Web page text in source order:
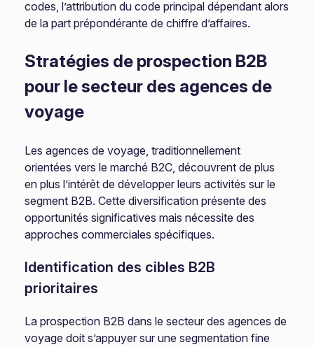
codes, l’attribution du code principal dépendant alors
de la part prépondérante de chiffre d’affaires.
Stratégies de prospection B2B
pour le secteur des agences de
voyage
Les agences de voyage, traditionnellement
orientées vers le marché B2C, découvrent de plus
en plus l’intérêt de développer leurs activités sur le
segment B2B. Cette diversification présente des
opportunités significatives mais nécessite des
approches commerciales spécifiques.
Identification des cibles B2B
prioritaires
La prospection B2B dans le secteur des agences de
voyage doit s’appuyer sur une segmentation fine